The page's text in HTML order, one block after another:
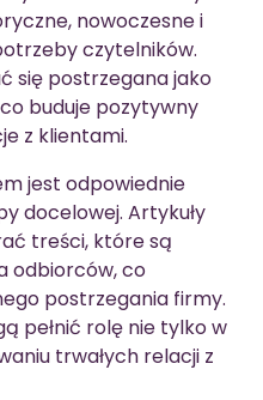
nowoczesne i
czytelników.
się postrzegana jako
buduje pozytywny
z klientami.
jest odpowiednie
docelowej. Artykuły
treści, które są
odbiorców, co
postrzegania firmy.
pełnić rolę nie tylko w
trwałych relacji z